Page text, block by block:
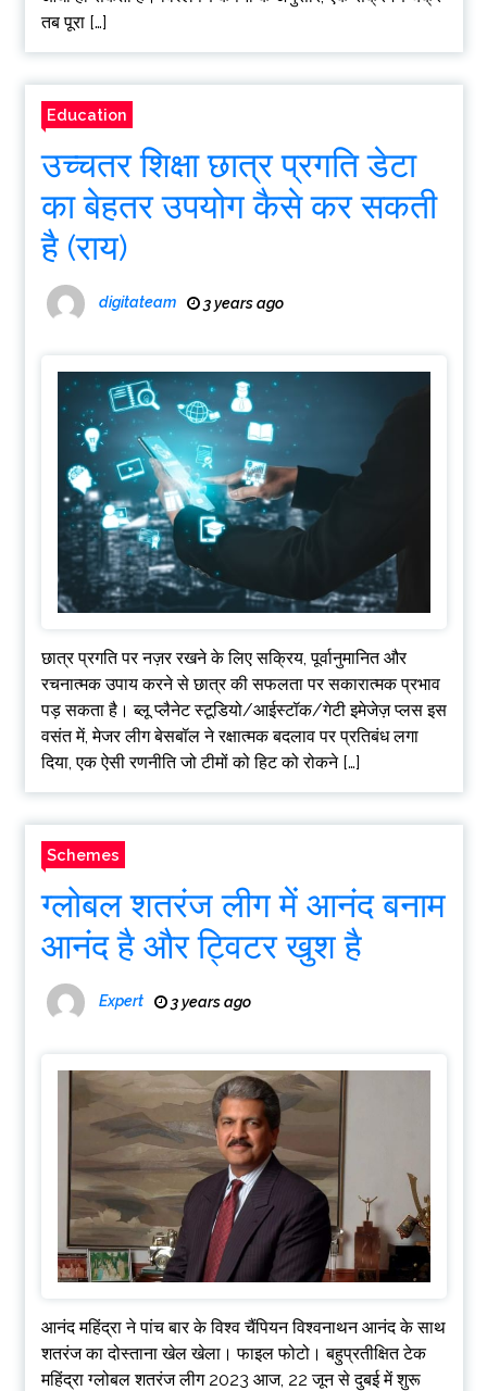
तब पूरा […]
Education
उच्चतर शिक्षा छात्र प्रगति डेटा
का बेहतर उपयोग कैसे कर सकती
है (राय)
digitateam 3 years ago
छात्र प्रगति पर नज़र रखने के लिए सक्रिय, पूर्वानुमानित और
रचनात्मक उपाय करने से छात्र की सफलता पर सकारात्मक प्रभाव
पड़ सकता है। ब्लू प्लैनेट स्टूडियो/आईस्टॉक/गेटी इमेजेज़ प्लस इस
वसंत में, मेजर लीग बेसबॉल ने रक्षात्मक बदलाव पर प्रतिबंध लगा
दिया, एक ऐसी रणनीति जो टीमों को हिट को रोकने […]
Schemes
ग्लोबल शतरंज लीग में आनंद बनाम
आनंद है और ट्विटर खुश है
Expert 3 years ago
आनंद महिंद्रा ने पांच बार के विश्व चैंपियन विश्वनाथन आनंद के साथ
शतरंज का दोस्ताना खेल खेला। फाइल फोटो। बहुप्रतीक्षित टेक
महिंद्रा ग्लोबल शतरंज लीग 2023 आज, 22 जून से दुबई में शुरू